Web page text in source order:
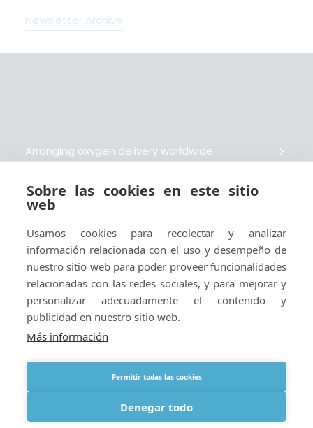
Newsletter Archive
Arranging oxygen delivery worldwide
Fait livrer de l’oxygène dans le monde entier
Organisiert weltweit Sauerstofflieferungen
Gestiona la entrega de oxígeno medicinal en el
mundo
Aviso legal y políticas de privacidad y cookies
Webmaster
Sobre las cookies en este sitio
web
Usamos cookies para recolectar y analizar
información relacionada con el uso y desempeño de
nuestro sitio web para poder proveer funcionalidades
relacionadas con las redes sociales, y para mejorar y
personalizar adecuadamente el contenido y
publicidad en nuestro sitio web.
Más información
Permitir todas las cookies
Denegar todo